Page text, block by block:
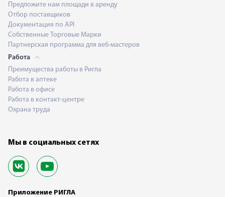
Предложите нам площади в аренду
Отбор поставщиков
Документация по API
Собственные Торговые Марки
Партнерская программа для веб-мастеров
Работа
Преимущества работы в Ригла
Работа в аптеке
Работа в офисе
Работа в контакт-центре
Охрана труда
Мы в социальных сетях
Приложение РИГЛА